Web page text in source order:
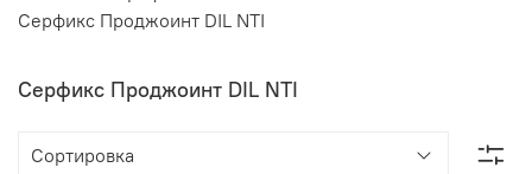
Серфикс Проджоинт DIL NTI
Серфикс Проджоинт DIL NTI